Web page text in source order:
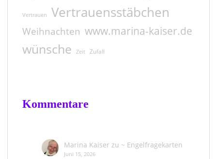
Vertrauen Vertrauensstäbchen
Weihnachten www.marina-kaiser.de
wünsche Zeit Zufall
Kommentare
Marina Kaiserzu ~ Engelfragekarten
Juni 15, 2026